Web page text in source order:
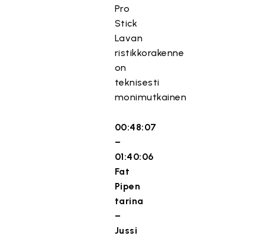
Pro
Stick
Lavan
ristikkorakenne
on
teknisesti
monimutkainen
00:48:07
–
01:40:06
Fat
Pipen
tarina
–
Jussi